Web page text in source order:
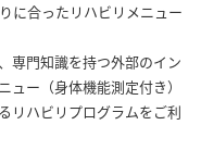
に合ったリハビリメニュー
専門知識を持つ外部のイン
ー（身体機能測定付き）
リハビリプログラムをご利